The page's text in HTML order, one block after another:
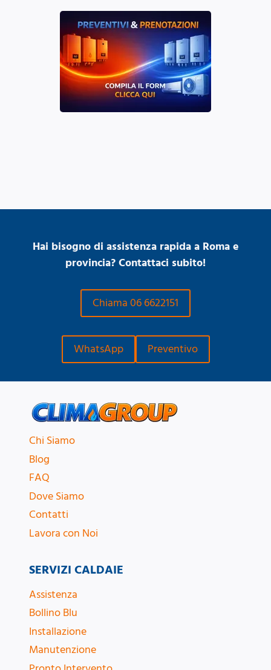
Hai bisogno di assistenza rapida a Roma e
provincia? Contattaci subito!
Chiama 06 6622151
WhatsApp Preventivo
Chi Siamo
Blog
FAQ
Dove Siamo
Contatti
Lavora con Noi
SERVIZI CALDAIE
Assistenza
Bollino Blu
Installazione
Manutenzione